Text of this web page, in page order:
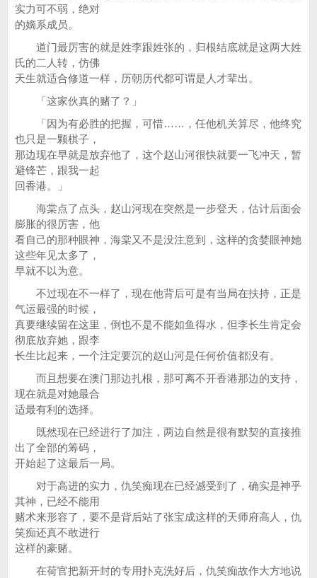
实力可不弱，绝对
的嫡系成员。
道门最厉害的就是姓李跟姓张的，归根结底就是这两大姓
氏的二人转，仿佛
天生就适合修道一样，历朝历代都可谓是人才辈出。
「这家伙真的赌了？」
「因为有必胜的把握，可惜……，任他机关算尽，他终究
也只是一颗棋子，
那边现在早就是放弃他了，这个赵山河很快就要一飞冲天，暂
避锋芒，跟我一起
回香港。」
海棠点了点头，赵山河现在突然是一步登天，估计后面会
膨胀的很厉害，他
看自己的那种眼神，海棠又不是没注意到，这样的贪婪眼神她
这些年见太多了，
早就不以为意。
不过现在不一样了，现在他背后可是有当局在扶持，正是
气运最强的时候，
真要继续留在这里，倒也不是不能如鱼得水，但李长生肯定会
彻底放弃她，跟李
长生比起来，一个注定要沉的赵山河是任何价值都没有。
而且想要在澳门那边扎根，那可离不开香港那边的支持，
现在就是对她最合
适最有利的选择。
既然现在已经进行了加注，两边自然是很有默契的直接推
出了全部的筹码，
开始起了这最后一局。
对于高进的实力，仇笑痴现在已经澸受到了，确实是神乎
其神，已经不能用
赌术来形容了，要不是背后站了张宝成这样的天师府高人，仇
笑痴还真不敢进行
这样的豪赌。
在荷官把新开封的专用扑克洗好后，仇笑痴故作大方地说